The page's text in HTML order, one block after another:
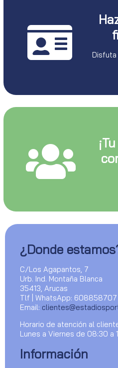
¿Donde
C/Los Agapantos, 7
Urb. Ind. Montaña Blanca
35413, Arucas
Tlf | WhatsApp: 608858707
Email:
Horario de atención al
Lunes a Viernes de 08:30 a
Información